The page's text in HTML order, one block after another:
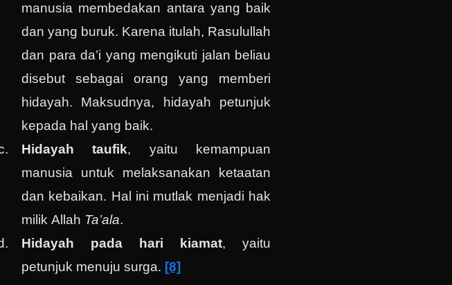
manusia membedakan antara yang baik
dan yang buruk. Karena itulah, Rasulullah
dan para da’i yang mengikuti jalan beliau
disebut sebagai orang yang memberi
hidayah. Maksudnya, hidayah petunjuk
kepada hal yang baik.
Hidayah taufik, yaitu kemampuan
manusia untuk melaksanakan ketaatan
dan kebaikan. Hal ini mutlak menjadi hak
milik Allah Ta’ala.
Hidayah pada hari kiamat, yaitu
petunjuk menuju surga. [8]